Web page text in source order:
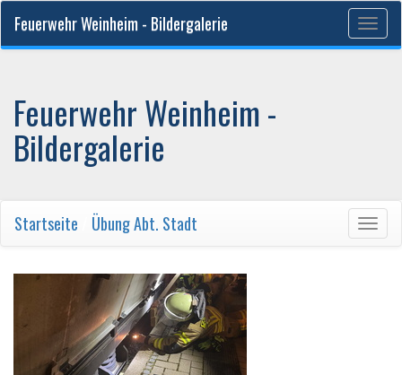
Feuerwehr Weinheim - Bildergalerie
Feuerwehr Weinheim -
Bildergalerie
Startseite Übung Abt. Stadt